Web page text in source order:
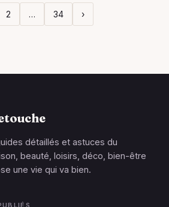
2 … 34 ›
détaillés et astuces du
beauté, loisirs, déco, bien-être
une vie qui va bien.